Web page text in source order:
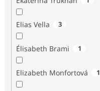
Elias Vella 3
Élisabeth Brami 1
Elizabeth Monfortová 1